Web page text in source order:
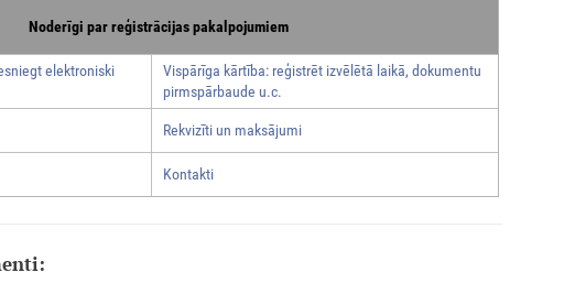
Noderīgi par reģistrācijas pakalpojumiem
elektroniski
Vispārīga kārtība: reģistrēt izvēlētā laikā, dokumentu
pirmspārbaude u.c.
Rekvizīti un maksājumi
Kontakti